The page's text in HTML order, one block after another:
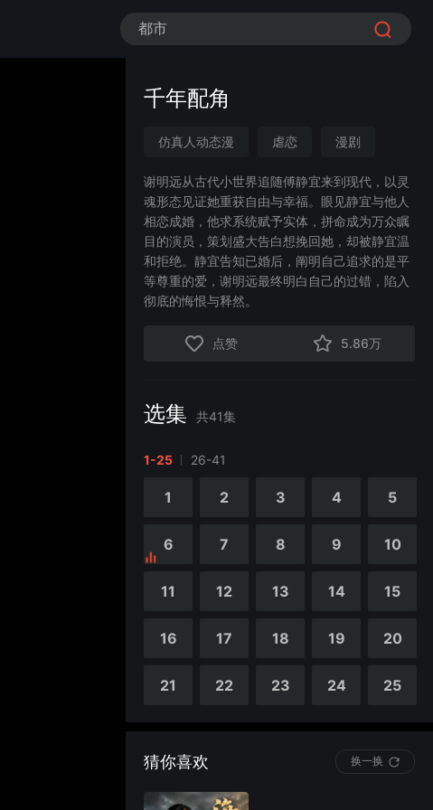
都市
千年配角
仿真人动态漫 虐恋
漫剧
现代奇幻
谢明远从古代小世界追随傅静宜来到现代，以灵
魂形态见证她重获自由与幸福。眼见静宜与他人
相恋成婚，他求系统赋予实体，拼命成为万众瞩
目的演员，策划盛大告白想挽回她，却被静宜温
和拒绝。静宜告知已婚后，阐明自己追求的是平
等尊重的爱，谢明远最终明白自己的过错，陷入
彻底的悔恨与释然。
点赞 5.86万
选集 共41集
1-25 26-41
1 2 3 4 5
6 7 8 9 10
11 12 13 14 15
16 17 18 19 20
21 22 23 24 25
猜你喜欢 换一换